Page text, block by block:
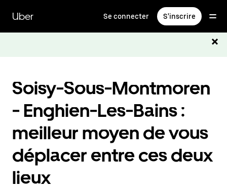
contenu
principal
Uber Se connecter S'inscrire
Soisy-Sous-Montmoren
- Enghien-Les-Bains :
meilleur moyen de vous
déplacer entre ces deux
lieux